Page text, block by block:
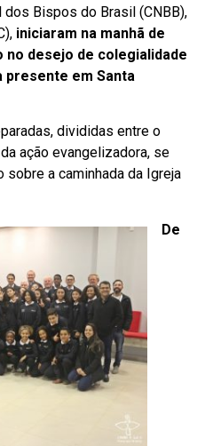
dos Bispos do Brasil (CNBB),
iniciaram na manhã de
no desejo de colegialidade
presente em Santa
divididas entre o
ação evangelizadora, se
sobre a caminhada da Igreja
De